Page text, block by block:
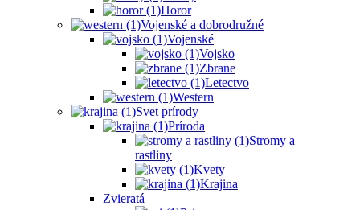
Horor
Vojenské a dobrodružné
Vojenské
Vojsko
Zbrane
Letectvo
Western
Svet prírody
Príroda
Stromy a
rastliny
Kvety
Krajina
Zvieratá